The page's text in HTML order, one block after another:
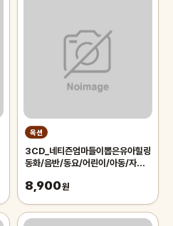
옥션
3CD_네티즌엄마들이뽑은유아힐링
동화/음반/동요/어린이/아동/자장
8,900원